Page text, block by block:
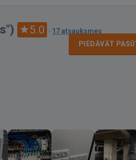
5.0 · 17 atsauksmes
PIEDĀVĀT